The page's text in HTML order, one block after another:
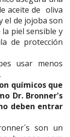
aceite de oliva
el de jojoba son
piel sensible y
de protección
usar menos
químicos que
Dr. Bronner's
deben entrar
son un